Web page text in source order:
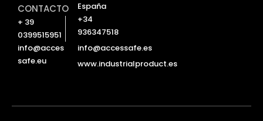
CONTACTO
+ 39
0399515951
info@acces
safe.eu
España
+34
936347518
info@accessafe.es
www.industrialproduct.es